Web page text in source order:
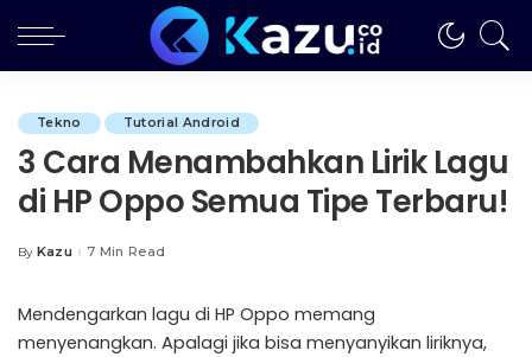
Tekno Tutorial Android
3 Cara Menambahkan Lirik Lagu
di HP Oppo Semua Tipe Terbaru!
Posted
By Kazu 7 Min Read
Mendengarkan lagu di HP Oppo memang
menyenangkan. Apalagi jika bisa menyanyikan liriknya,